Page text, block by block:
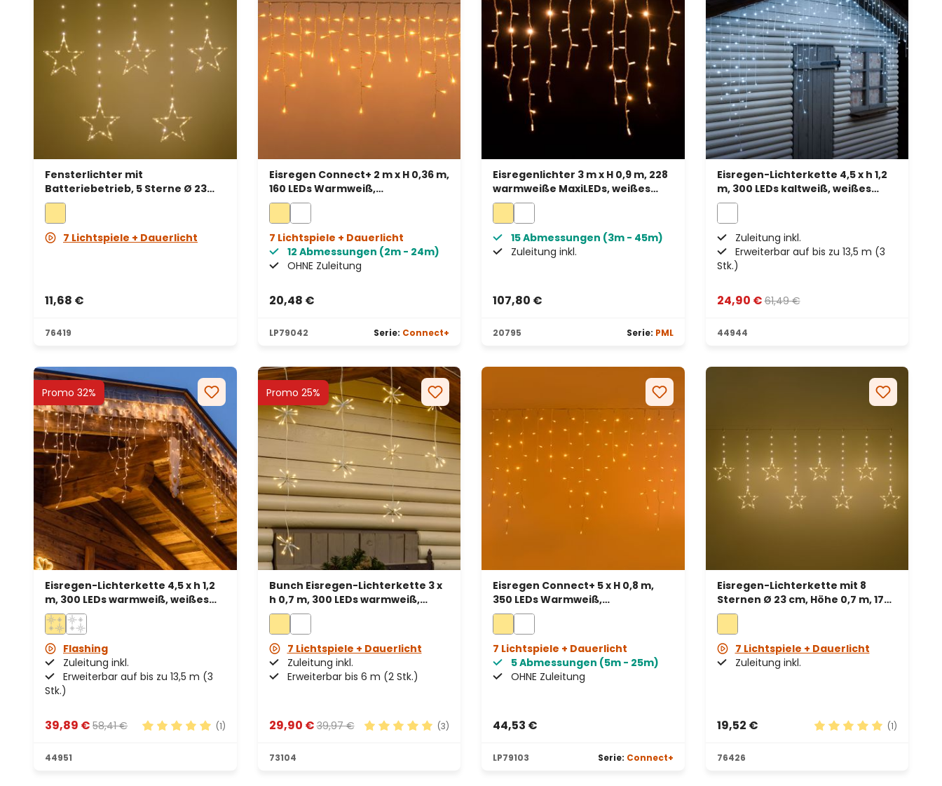
Fensterlichter mit
Batteriebetrieb, 5 Sterne Ø 23
cm, Höhe 0,86 m, 80 warmweiße
7 Lichtspiele + Dauerlicht
11,68 €
76419
Eisregen Connect+ 2 m x H 0,36 m,
160 LEDs Warmweiß,
transparentes Kabel,
7 Lichtspiele + Dauerlicht
12 Abmessungen (2m - 24m)
OHNE Zuleitung
20,48 €
LP79042 Serie: Connect+
Eisregenlichter 3 m x H 0,9 m, 228
warmweiße MaxiLEDs, weißes
Kabel, erweiterbar, IP67
15 Abmessungen (3m - 45m)
Zuleitung inkl.
107,80 €
20795 Serie: PML
Eisregen-Lichterkette 4,5 x h 1,2
m, 300 LEDs kaltweiß, weißes
Kabel, erweiterbar
Zuleitung inkl.
Erweiterbar auf bis zu 13,5 m (3
Stk.)
24,90 €61,49 €
44944
Promo 32%
Eisregen-Lichterkette 4,5 x h 1,2
m, 300 LEDs warmweiß, weißes
Kabel, erweiterbar
Flashing
Zuleitung inkl.
Erweiterbar auf bis zu 13,5 m (3
Stk.)
39,89 € 58,41 € (1)
44951
Promo 25%
Bunch Eisregen-Lichterkette 3 x
h 0,7 m, 300 LEDs warmweiß,
erweiterbar, weißes Kabel
7 Lichtspiele + Dauerlicht
Zuleitung inkl.
Erweiterbar bis 6 m (2 Stk.)
29,90 €39,97 € (3)
73104
Eisregen Connect+ 5 x H 0,8 m,
350 LEDs Warmweiß,
transparentes Kabel,
7 Lichtspiele + Dauerlicht
5 Abmessungen (5m - 25m)
OHNE Zuleitung
44,53 €
LP79103 Serie: Connect+
Eisregen-Lichterkette mit 8
Sternen Ø 23 cm, Höhe 0,7 m, 176
warmweiße Micro-LEDs, silbernes
7 Lichtspiele + Dauerlicht
Zuleitung inkl.
19,52 €
(1)
76426